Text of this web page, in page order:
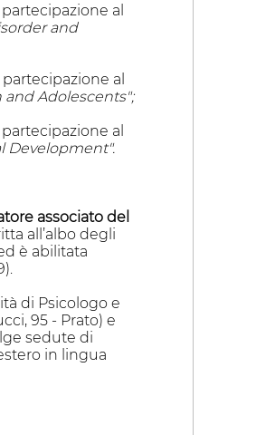
al
and
al
and Adolescents";
al
Development".
associato del
all’albo degli
è abilitata
di Psicologo e
95 - Prato) e
sedute di
in lingua